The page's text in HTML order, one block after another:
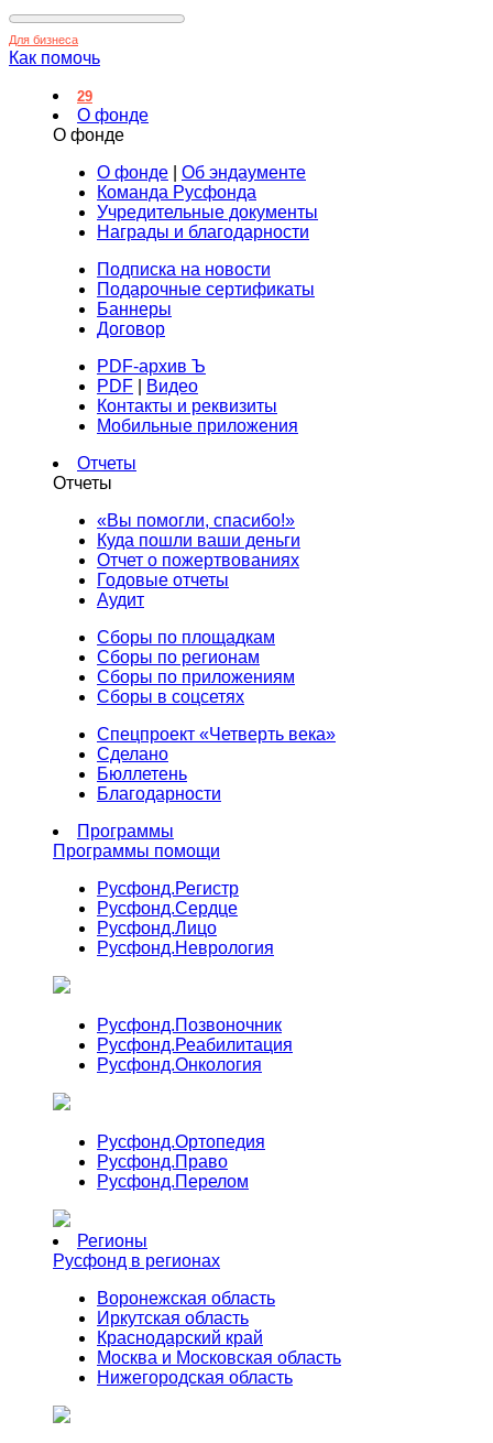
Для бизнеса
Как помочь
29
О фонде
О фонде
О фонде
Об эндаументе
Команда Русфонда
Учредительные документы
Награды и благодарности
Подписка на новости
Подарочные сертификаты
Баннеры
Договор
PDF-архив Ъ
PDF
Видео
Контакты и реквизиты
Мобильные приложения
Отчеты
Отчеты
«Вы помогли, спасибо!»
Куда пошли ваши деньги
Отчет о пожертвованиях
Годовые отчеты
Аудит
Сборы по площадкам
Сборы по регионам
Сборы по приложениям
Сборы в соцсетях
Спецпроект «Четверть века»
Сделано
Бюллетень
Благодарности
Программы
Программы помощи
Русфонд.Регистр
Русфонд.Сердце
Русфонд.Лицо
Русфонд.Неврология
Русфонд.Позвоночник
Русфонд.Реабилитация
Русфонд.Онкология
Русфонд.Ортопедия
Русфонд.Право
Русфонд.Перелом
Регионы
Русфонд в регионах
Воронежская область
Иркутская область
Краснодарский край
Москва и Московская область
Нижегородская область